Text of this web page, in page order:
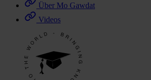
Über Mo Gawdat
Videos